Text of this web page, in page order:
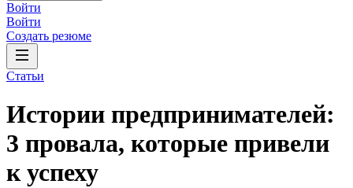
Войти
Войти
Создать резюме
Статьи
Истории предпринимателей:
3 провала, которые привели
к успеху